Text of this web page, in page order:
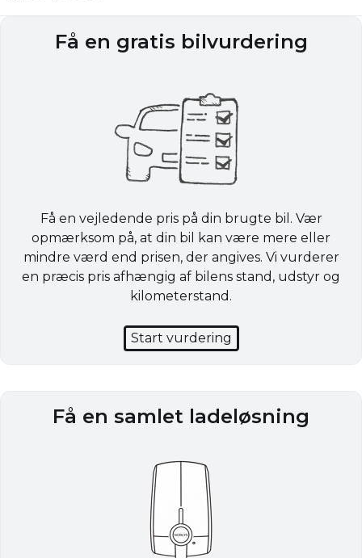
Få en gratis bilvurdering
Få en vejledende pris på din brugte bil. Vær
opmærksom på, at din bil kan være mere eller
mindre værd end prisen, der angives. Vi vurderer
en præcis pris afhængig af bilens stand, udstyr og
kilometerstand.
Start vurdering
Få en samlet ladeløsning